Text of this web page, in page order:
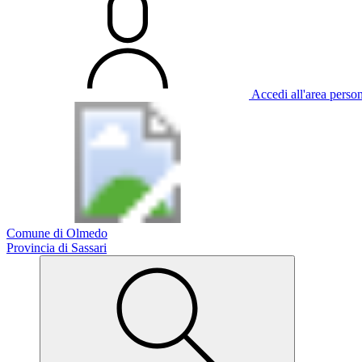
Accedi all'area
Comune di Olmedo
Provincia di Sassari